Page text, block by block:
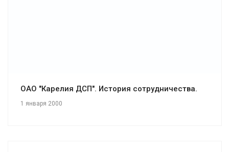
ОАО "Карелия ДСП". История сотрудничества.
1 января 2000